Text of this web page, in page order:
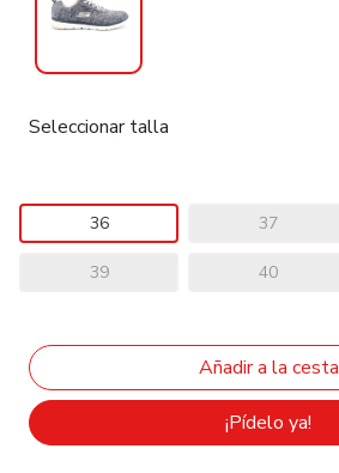
Seleccionar talla
36 37
39 40
¡Pídelo ya!